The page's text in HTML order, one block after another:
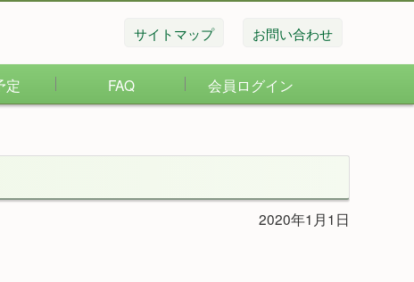
サイトマップ お問い合わせ
定 FAQ 会員ログイン
2020年1月1日